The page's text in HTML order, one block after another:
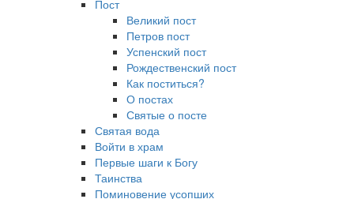
Пост
Великий пост
Петров пост
Успенский пост
Рождественский пост
Как поститься?
О постах
Святые о посте
Святая вода
Войти в храм
Первые шаги к Богу
Таинства
Поминовение усопших